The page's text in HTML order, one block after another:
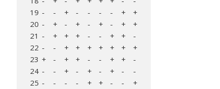
19 - - + - - - - +
+
20 - + - + - + - +
+
21 - + + + - - + +
-
22 - - + + + + + +
+
23 + - + + - - + +
-
24 - - + - + - + -
-
25 - - - - + + - -
+